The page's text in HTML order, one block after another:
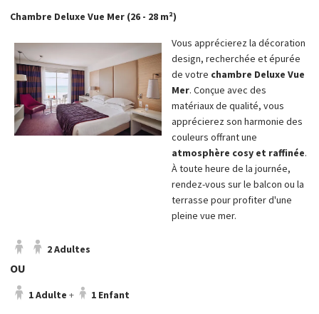
Chambre Deluxe Vue Mer (26 - 28 m²)
Vous apprécierez la décoration
design, recherchée et épurée
de votre chambre Deluxe Vue
Mer. Conçue avec des
matériaux de qualité, vous
apprécierez son harmonie des
couleurs offrant une
atmosphère cosy et raffinée.
À toute heure de la journée,
rendez-vous sur le balcon ou la
terrasse pour profiter d'une
pleine vue mer.
2 Adultes
OU
1 Adulte + 1 Enfant